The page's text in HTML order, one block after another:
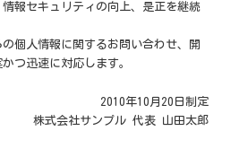
報セキュリティの向上、是正を継続
個人情報に関するお問い合わせ、開
つ迅速に対応します。
2010年10月20日制定
株式会社サンプル 代表 山田太郎